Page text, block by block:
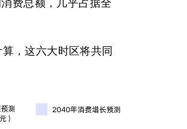
费总额，几乎占据全
，这六大时区将共同